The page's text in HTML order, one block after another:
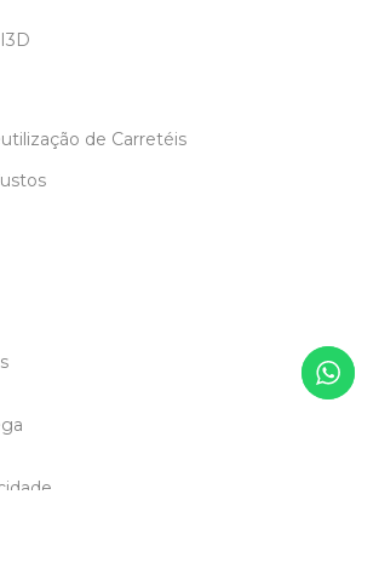
de Carretéis